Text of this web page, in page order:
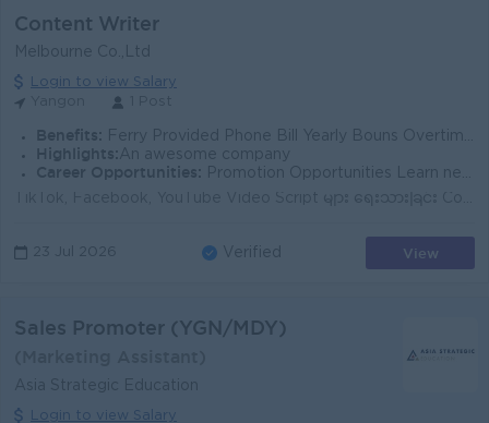
Content Writer
Melbourne Co.,Ltd
Login to view Salary
Benefits: Ferry Provided Phone Bill Yearly Bouns Overtime Payments Rewards for over performance
Highlights: An awesome company
Career Opportunities:
Promotion Opportunities Learn new Skills on the job
23 Jul 2026 Verified View
Sales Promoter (YGN/MDY)
Asia Strategic Education
Login to view Salary